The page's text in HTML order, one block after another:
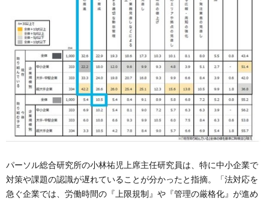
パーソル総合研究所の小林祐児上席主任研究員は、特に中小企業で
対策や課題の認識が遅れていることが分かったと指摘。「法対応を
急ぐ企業では、労働時間の『上限規制』や『管理の厳格化』が進め